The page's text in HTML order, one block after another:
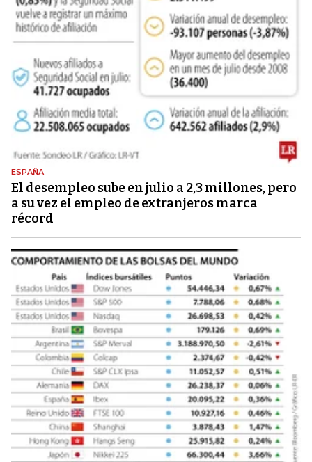
ESPAÑA
El desempleo sube en julio a 2,3 millones, pero
a su vez el empleo de extranjeros marca
récord